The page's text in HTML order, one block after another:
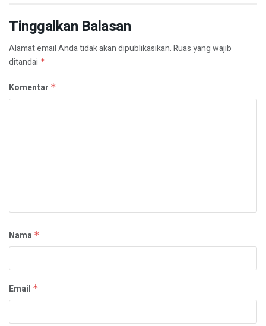
Tinggalkan Balasan
Alamat email Anda tidak akan dipublikasikan.Ruas yang wajib
ditandai *
Komentar *
Nama *
Email *